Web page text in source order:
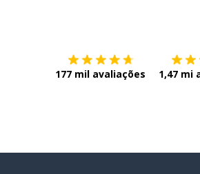
177 mil avaliações 1,47 mi